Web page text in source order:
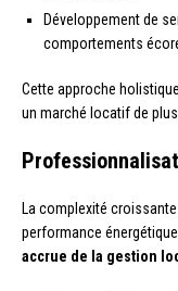
Développement de
comportements
Cette approche
un marché locatif de
La complexité
performance
accrue de la gestion